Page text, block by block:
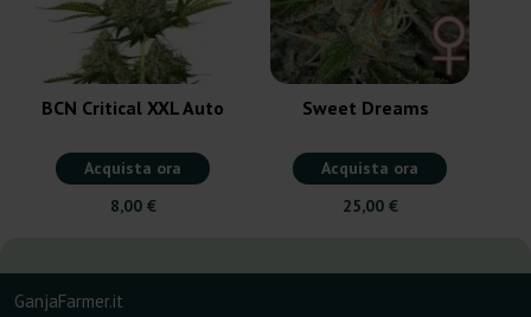
BCN Critical XXL Auto
Acquista ora
8,00 €
Sweet Dreams
Acquista ora
25,00 €
GanjaFarmer.it